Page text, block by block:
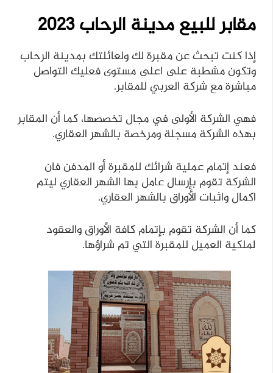
مقابر للبيع مدينة الرحاب2023
إذا كنت تبحث عن مقبرة لك ولعائلتك بمدينة الرحاب
وتكون مشطبة على اعلى مستوى فعليك التواصل
مباشرة مع شركة العربي للمقابر.
فهي الشركة الأولى في مجال تخصصها، كما أن المقابر
بهذه الشركة مسجلة ومرخصة بالشهر العقاري.
فعند إتمام عملية شرائك للمقبرة أو المدفن فان
الشركة تقوم بإرسال عامل بها الشهر العقاري ليتم
اكمال واثبات الأوراق بالشهر العقاري.
كما أن الشركة تقوم بإتمام كافة الأوراق والعقود
لملكية العميل للمقبرة التي تم شراؤها.